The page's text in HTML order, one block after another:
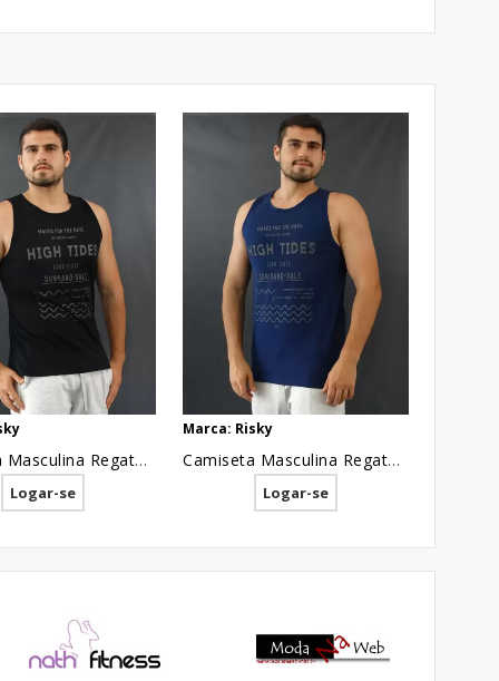
Camiseta Masculina Regata Estampada Ondas Preto [2010031]
Logar-se
Marca: Risky
Camiseta Masculina Regata Estampada Ondas Azul Marinho [2010029]
Logar-se